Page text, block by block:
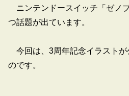
ニンテンドースイッチ「ゼノ
つ話題が出ています。
今回は、3周年記念イラストが
のです。